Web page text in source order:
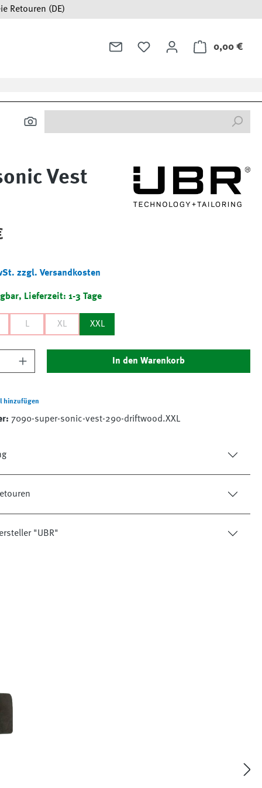
Retouren (DE)
0,00 €
Vest
zzgl. Versandkosten
Lieferzeit: 1-3 Tage
L XL XXL
Gib den gewünschten Wert ein
In den Warenkorb
hinzufügen
7090-super-sonic-vest-290-driftwood.XXL
"UBR"